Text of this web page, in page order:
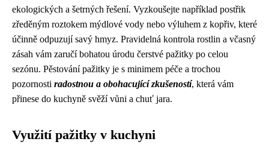
ekologických a šetrných řešení. Vyzkoušejte například postřik
zředěným roztokem mýdlové vody nebo výluhem z kopřiv, které
účinně odpuzují savý hmyz. Pravidelná kontrola rostlin a včasný
zásah vám zaručí bohatou úrodu čerstvé pažitky po celou
sezónu. Pěstování pažitky je s minimem péče a trochou
pozornosti radostnou a obohacující zkušeností, která vám
přinese do kuchyně svěží vůni a chuť jara.
Využití pažitky v kuchyni